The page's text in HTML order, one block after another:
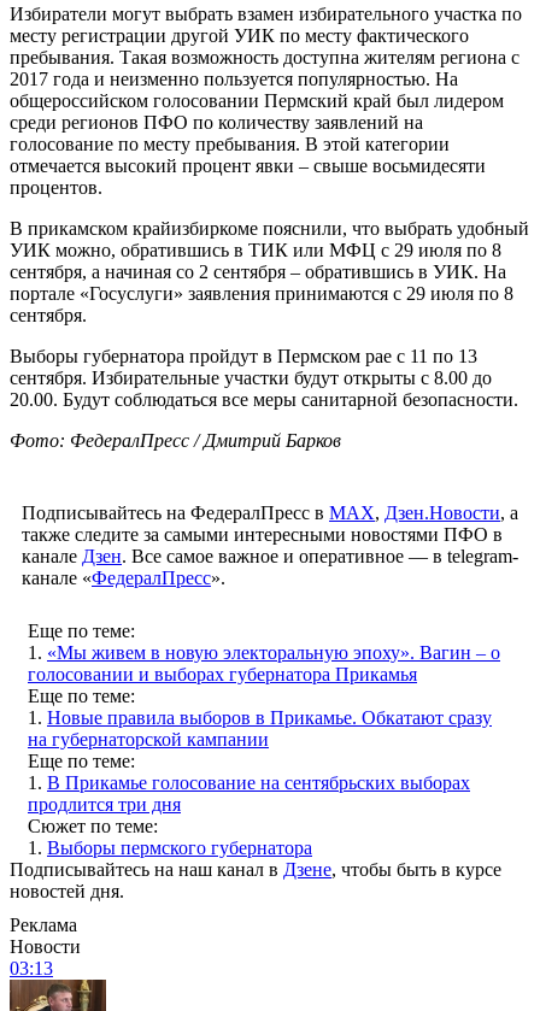
Избиратели могут выбрать взамен избирательного участка по
месту регистрации другой УИК по месту фактического
пребывания. Такая возможность доступна жителям региона с
2017 года и неизменно пользуется популярностью. На
общероссийском голосовании Пермский край был лидером
среди регионов ПФО по количеству заявлений на
голосование по месту пребывания. В этой категории
отмечается высокий процент явки – свыше восьмидесяти
процентов.
В прикамском крайизбиркоме пояснили, что выбрать удобный
УИК можно, обратившись в ТИК или МФЦ с 29 июля по 8
сентября, а начиная со 2 сентября – обратившись в УИК. На
портале «Госуслуги» заявления принимаются с 29 июля по 8
сентября.
Выборы губернатора пройдут в Пермском рае с 11 по 13
сентября. Избирательные участки будут открыты с 8.00 до
20.00. Будут соблюдаться все меры санитарной безопасности.
Фото: ФедералПресс / Дмитрий Барков
Подписывайтесь на ФедералПресс в МАХ, Дзен.Новости, а
также следите за самыми интересными новостями ПФО в
канале Дзен. Все самое важное и оперативное — в telegram-
канале «ФедералПресс».
Еще по теме:
1. «Мы живем в новую электоральную эпоху». Вагин – о
голосовании и выборах губернатора Прикамья
Еще по теме:
1. Новые правила выборов в Прикамье. Обкатают сразу
на губернаторской кампании
Еще по теме:
1. В Прикамье голосование на сентябрьских выборах
продлится три дня
Сюжет по теме:
1. Выборы пермского губернатора
Подписывайтесь на наш канал в Дзене, чтобы быть в курсе
новостей дня.
Реклама
Новости
03:13